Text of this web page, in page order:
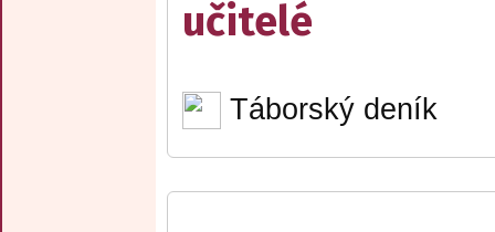
učitelé
Táborský deník